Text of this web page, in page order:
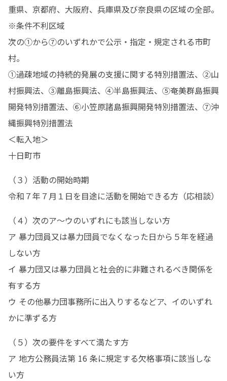
重県、京都府、大阪府、兵庫県及び奈良県の区域の全部。
※条件不利区域
次の①から⑦のいずれかで公示・指定・規定される市町
村。
①過疎地域の持続的発展の支援に関する特別措置法、②山
村振興法、③離島振興法、④半島振興法、⑤奄美群島振興
開発特別措置法、⑥小笠原諸島振興開発特別措置法、⑦沖
縄振興特別措置法
＜転入地＞
十日町市
（３）活動の開始時期
令和７年７月１日を目途に活動を開始できる方（応相談）
（４）次のア～ウのいずれにも該当しない方
ア 暴力団員又は暴力団員でなくなった日から５年を経過
しない方
イ 暴力団又は暴力団員と社会的に非難されるべき関係を
有する方
ウ その他暴力団事務所に出入りするなどア、イのいずれ
かに準ずる方
（５）次の要件をすべて満たす方
ア 地方公務員法第 16 条に規定する欠格事項に該当しな
い方